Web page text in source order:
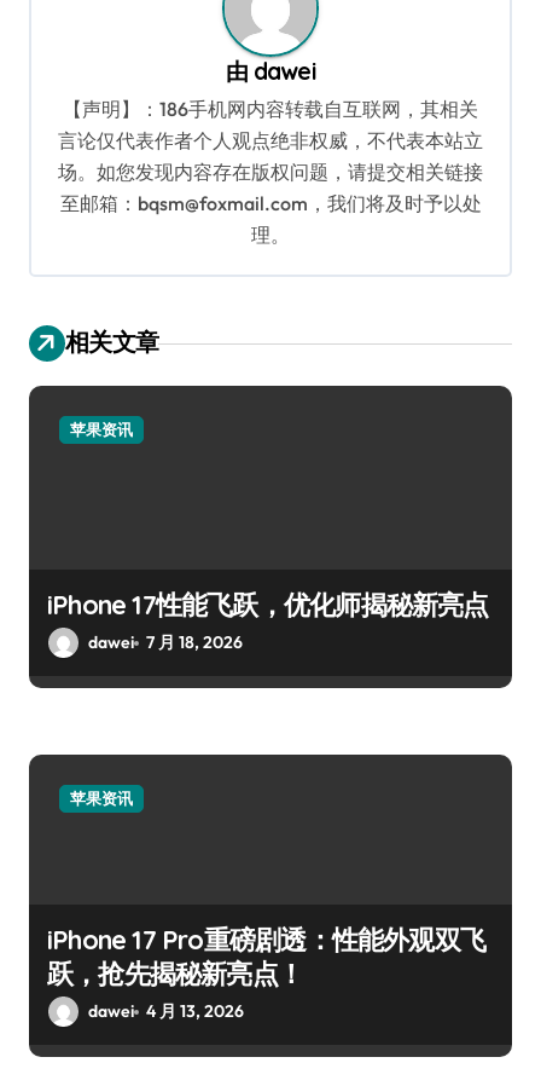
由 dawei
【声明】：186手机网内容转载自互联网，其相关
言论仅代表作者个人观点绝非权威，不代表本站立
场。如您发现内容存在版权问题，请提交相关链接
至邮箱：bqsm@foxmail.com，我们将及时予以处
理。
相关文章
苹果资讯
iPhone 17性能飞跃，优化师揭秘新亮点
dawei 7 月 18, 2026
苹果资讯
iPhone 17 Pro重磅剧透：性能外观双飞
跃，抢先揭秘新亮点！
dawei 4 月 13, 2026